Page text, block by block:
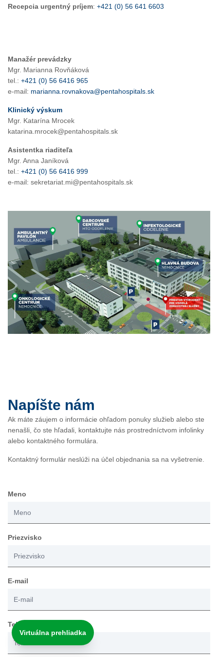
Virtuálna prehliadka
Recepcia urgentný príjem: +421 (0) 56 641 6603
Manažér prevádzky
Mgr. Marianna Rovňáková
tel.: +421 (0) 56 6416 965
e-mail: marianna.rovnakova@pentahospitals.sk
Klinický výskum
Mgr. Katarína Mrocek
katarina.mrocek@pentahospitals.sk
Asistentka riaditeľa
Mgr. Anna Janíková
tel.: +421 (0) 56 6416 999
e-mail: sekretariat.mi@pentahospitals.sk
Napíšte nám
Ak máte záujem o informácie ohľadom ponuky služieb alebo ste
nenašli, čo ste hľadali, kontaktujte nás prostredníctvom infolinky
alebo kontaktného formulára.
Kontaktný formulár neslúži na účel objednania sa na vyšetrenie.
Meno
Priezvisko
E-mail
Telefón